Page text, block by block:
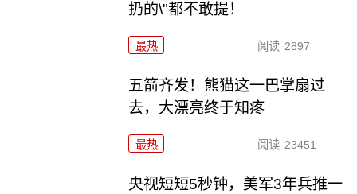
扔的\"都不敢提！
最热 阅读 2897
五箭齐发！熊猫这一巴掌扇过
去，大漂亮终于知疼
最热 阅读 23451
央视短短5秒钟，美军3年兵推一